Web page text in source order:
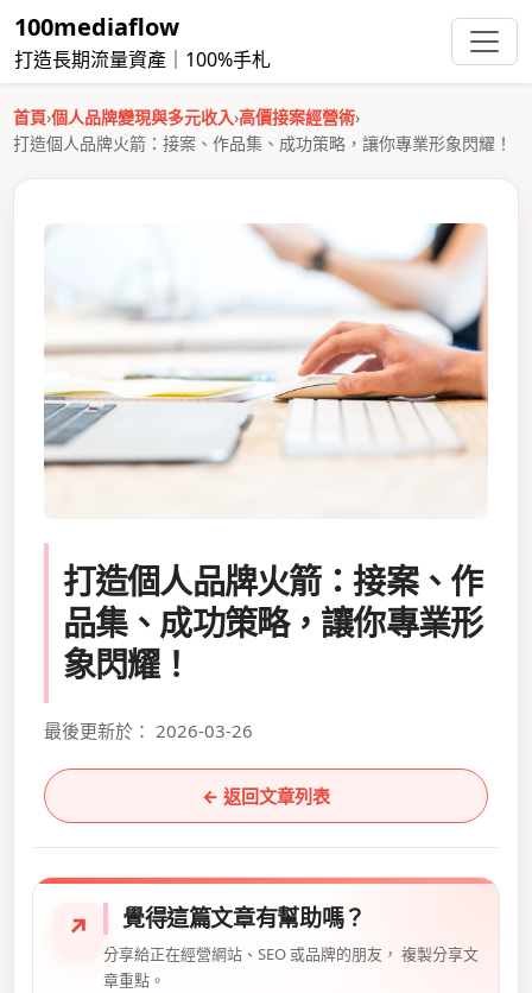
100mediaflow
打造長期流量資產｜100%手札
首頁›個人品牌變現與多元收入›高價接案經營術›
打造個人品牌火箭：接案、作品集、成功策略，讓你專業形象閃耀！
打造個人品牌火箭：接案、作
品集、成功策略，讓你專業形
象閃耀！
最後更新於： 2026-03-26
← 返回文章列表
↗ 覺得這篇文章有幫助嗎？
分享給正在經營網站、SEO 或品牌的朋友， 複製分享文
章重點。